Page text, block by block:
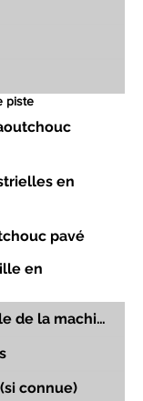
piste
en
pavé
en